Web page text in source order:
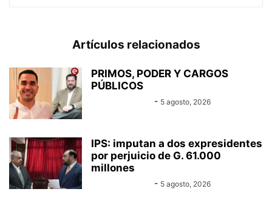
Artículos relacionados
PRIMOS, PODER Y CARGOS
PÚBLICOS
- 5 agosto, 2026
IPS: imputan a dos expresidentes
por perjuicio de G. 61.000
millones
- 5 agosto, 2026